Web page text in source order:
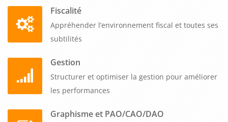
Fiscalité
Appréhender l’environnement fiscal et toutes ses
subtilités
Gestion
Structurer et optimiser la gestion pour améliorer
les performances
Graphisme et PAO/CAO/DAO